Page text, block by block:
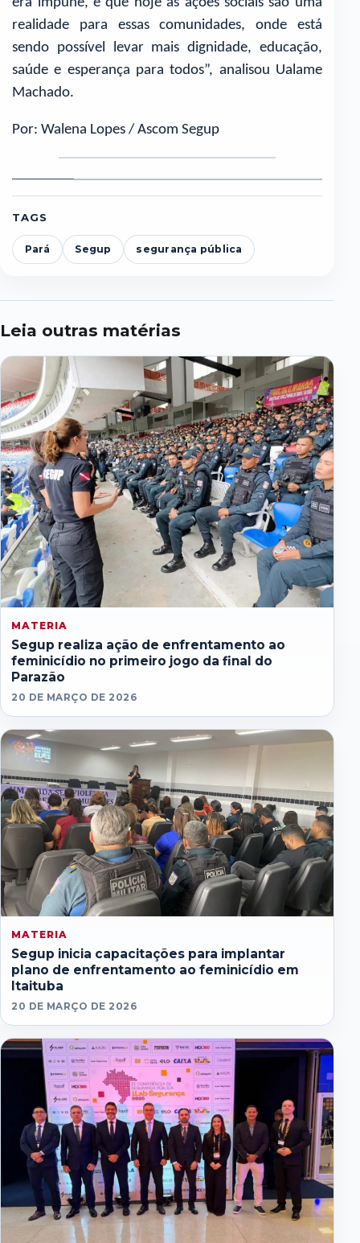
realidade para essas comunidades, onde está
sendo possível levar mais dignidade, educação,
saúde e esperança para todos”, analisou Ualame
Machado.
Por: Walena Lopes / Ascom Segup
1
2
3
4
5
TAGS
Pará Segup segurança pública
Leia outras matérias
MATERIA
Segup realiza ação de enfrentamento ao
feminicídio no primeiro jogo da final do
Parazão
20 DE MARÇO DE 2026
MATERIA
Segup inicia capacitações para implantar
plano de enfrentamento ao feminicídio em
Itaituba
20 DE MARÇO DE 2026